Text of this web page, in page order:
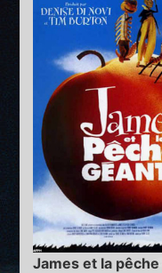
James et la